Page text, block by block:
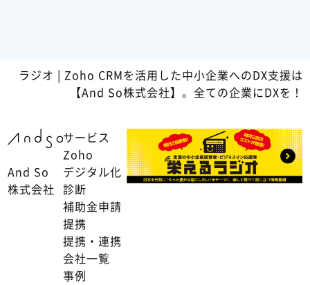
ラジオ | Zoho CRMを活用した中小企業へのDX支援は
【And So株式会社】。全ての企業にDXを！
And So
株式会社
サービス
Zoho
デジタル化
診断
補助金申請
提携
提携・連携
会社一覧
事例